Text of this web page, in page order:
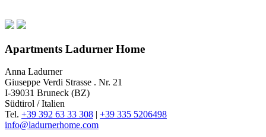
Apartments Ladurner Home
Anna Ladurner
Giuseppe Verdi Strasse . Nr. 21
I-39031 Bruneck (BZ)
Südtirol / Italien
Tel. +39 392 63 33 308 | +39 335 5206498
info@ladurnerhome.com